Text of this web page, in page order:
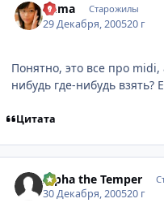
Puma Старожилы
29 Декабря, 200520 г
Понятно, это все про
нибудь где-нибудь взять?
Цитата
Alpha the Temper
30 Декабря, 200520 г